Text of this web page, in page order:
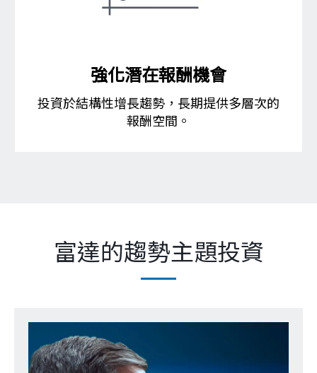
富達的趨勢主題投資